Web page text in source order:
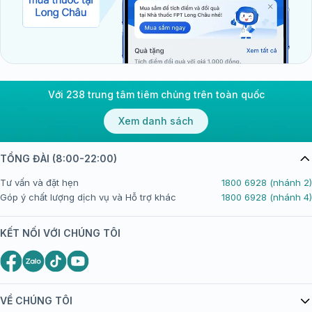
Với 238 trung tâm tiêm chủng trên toàn quốc
Xem danh sách
VỀ CHÚNG TÔI
TỔNG ĐÀI (8:00-22:00)
Tư vấn và đặt hẹn
1800 6928 (nhánh 2)
Góp ý chất lượng dịch vụ và Hỗ trợ khác
1800 6928 (nhánh 4)
KẾT NỐI VỚI CHÚNG TÔI